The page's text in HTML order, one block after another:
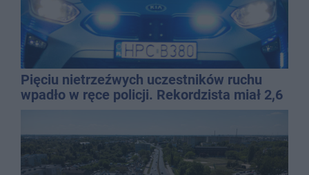
Pięciu nietrzeźwych uczestników ruchu
wpadło w ręce policji. Rekordzista miał 2,6